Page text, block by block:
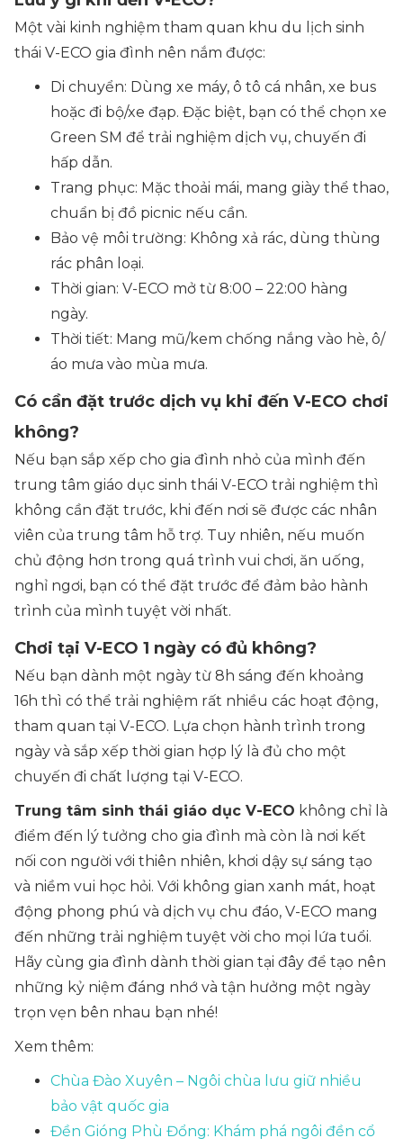
Một vài kinh nghiệm tham quan khu du lịch sinh
thái V-ECO gia đình nên nắm được:
Di chuyển: Dùng xe máy, ô tô cá nhân, xe bus
hoặc đi bộ/xe đạp. Đặc biệt, bạn có thể chọn xe
Green SM để trải nghiệm dịch vụ, chuyến đi
hấp dẫn.
Trang phục: Mặc thoải mái, mang giày thể thao,
chuẩn bị đồ picnic nếu cần.
Bảo vệ môi trường: Không xả rác, dùng thùng
rác phân loại.
Thời gian: V-ECO mở từ 8:00 – 22:00 hàng
ngày.
Thời tiết: Mang mũ/kem chống nắng vào hè, ô/
áo mưa vào mùa mưa.
Có cần đặt trước dịch vụ khi đến V-ECO chơi
không?
Nếu bạn sắp xếp cho gia đình nhỏ của mình đến
trung tâm giáo dục sinh thái V-ECO trải nghiệm thì
không cần đặt trước, khi đến nơi sẽ được các nhân
viên của trung tâm hỗ trợ. Tuy nhiên, nếu muốn
chủ động hơn trong quá trình vui chơi, ăn uống,
nghỉ ngơi, bạn có thể đặt trước để đảm bảo hành
trình của mình tuyệt vời nhất.
Chơi tại V-ECO 1 ngày có đủ không?
Nếu bạn dành một ngày từ 8h sáng đến khoảng
16h thì có thể trải nghiệm rất nhiều các hoạt động,
tham quan tại V-ECO. Lựa chọn hành trình trong
ngày và sắp xếp thời gian hợp lý là đủ cho một
chuyến đi chất lượng tại V-ECO.
Trung tâm sinh thái giáo dục V-ECO không chỉ là
điểm đến lý tưởng cho gia đình mà còn là nơi kết
nối con người với thiên nhiên, khơi dậy sự sáng tạo
và niềm vui học hỏi. Với không gian xanh mát, hoạt
động phong phú và dịch vụ chu đáo, V-ECO mang
đến những trải nghiệm tuyệt vời cho mọi lứa tuổi.
Hãy cùng gia đình dành thời gian tại đây để tạo nên
những kỷ niệm đáng nhớ và tận hưởng một ngày
trọn vẹn bên nhau bạn nhé!
Xem thêm:
Chùa Đào Xuyên – Ngôi chùa lưu giữ nhiều
bảo vật quốc gia
Đền Gióng Phù Đổng: Khám phá ngôi đền cổ